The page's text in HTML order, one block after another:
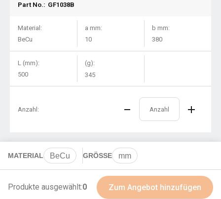
Part No.: GF1038B
Material:
BeCu
a mm:
10
b mm:
380
L (mm):
500
(g):
345
Anzahl:
MATERIAL BeCu GRÖSSE mm
Produkte ausgewählt:0 Zum Angebot hinzufügen